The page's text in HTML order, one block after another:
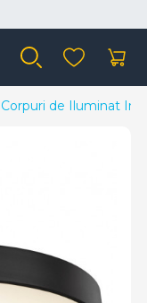
Corpuri de Iluminat